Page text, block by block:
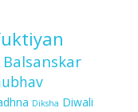
Balsanskar
Diksha Diwali